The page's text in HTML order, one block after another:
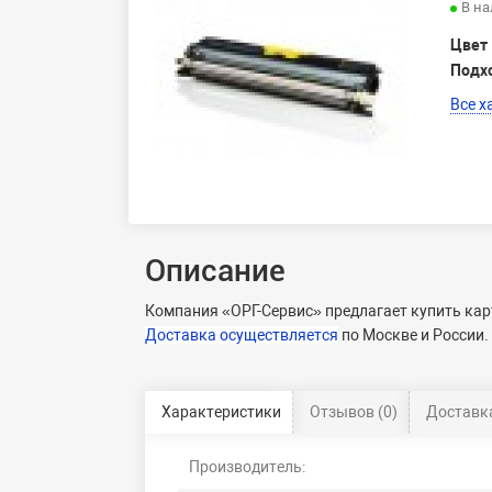
В
Цвет
Все
Описание
Компания «ОРГ-Сервис» предлагает купить
Доставка осуществляется по Москве и
Характеристики Отзывов (0)
Производитель: